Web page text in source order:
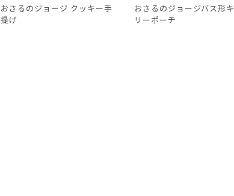
おさるのジョージ クッキー手
提げ
おさるのジョージバス形
リーポーチ